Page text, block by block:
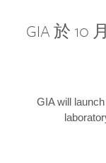
GIA 於 10
GIA will